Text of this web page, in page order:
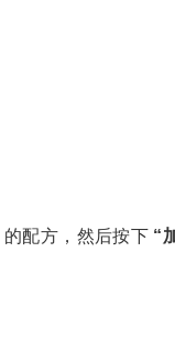
的配方，然后按下 “